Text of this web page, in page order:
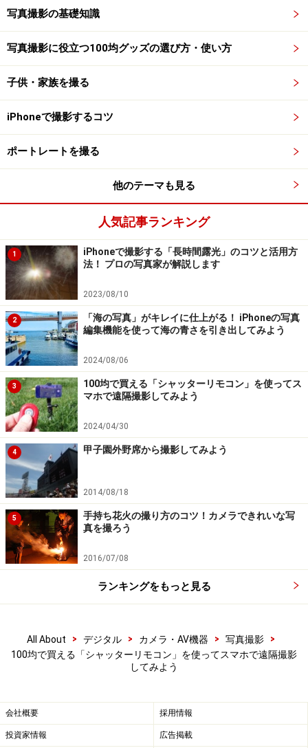
けてスマホを設置しておきましょう。スマホを固定でき
ればどんな方法でもいいのですが、スマホ用ホルダーが
付いた三脚やカメラスタンドを使うと安心です。
あとはカメラを起動し、シャッターリモコンのボタンを
スマホから離れた場所でシャッターリモコンを押して撮影し
てみる。
のが難しい場面でも撮影がしやすくなります。自撮りや
集合写真はもちろん、花火や夜景、風景、接近しながら
撮るのが難しい動物や昆虫、さらにはスポーツシーンな
ど、活用したくなる機会はたくさんあるでしょう。
シャッターチャンスが増え、写真表現の幅も広がるは
ず。おでかけ時や記念写真の撮影の際に、ぜひ使ってみ
てはいかがでしょうか。
※記事内容は執筆時点のものです。最新の内容をご確認くださ
い。
【編集部おすすめの購入サイト】
Amazonで写真撮影関連の商品をチェック！
楽天市場で写真撮影関連の商品をチェック！
写真撮影の基礎知識
写真撮影に役立つ100均グッズの選び方・使い方
子供・家族を撮る
iPhoneで撮影するコツ
ポートレートを撮る
他のテーマも見る
人気記事ランキング
1
iPhoneで撮影する「長時間露光」のコツと活用方
法！ プロの写真家が解説します
2023/08/10
2
「海の写真」がキレイに仕上がる！ iPhoneの写真
編集機能を使って海の青さを引き出してみよう
2024/08/06
3
100均で買える「シャッターリモコン」を使ってス
マホで遠隔撮影してみよう
2024/04/30
4 甲子園外野席から撮影してみよう
2014/08/18
5
手持ち花火の撮り方のコツ！カメラできれいな写
真を撮ろう
2016/07/08
ランキングをもっと見る
All About > デジタル > カメラ・AV機器 > 写真撮影
>
100均で買える「シャッターリモコン」を使ってスマホで遠隔撮影
してみよう
会社概要 採用情報
投資家情報 広告掲載